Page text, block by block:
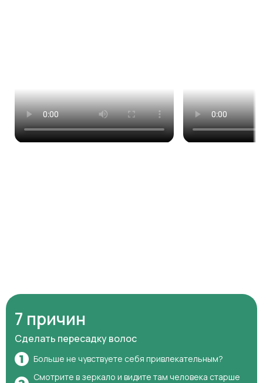
7 причин
Сделать пересадку волос
Больше не чувствуете себя привлекательным?
Смотрите в зеркало и видите там человека старше